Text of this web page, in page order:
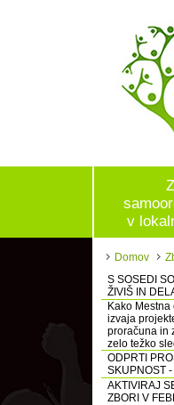
v
Domov
S SOSEDI
ŽIVIŠ IN
Kako
izvaja
proračuna in
zelo težko
ODPRTI
SKUPNOST
AKTIVIRAJ
ZBORI V